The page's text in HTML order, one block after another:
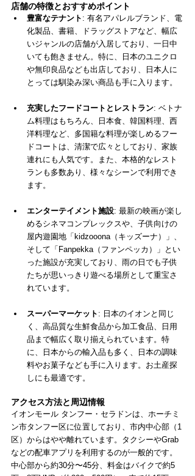
店舗の特徴とおすすめポイント
豊富なテナント : 有名アパレルブランド、電
化製品、書籍、ドラッグストアなど、幅広
いジャンルの店舗が入居しており、一日中
いても飽きません。特に、日本のユニクロ
や無印良品なども出店しており、日本人に
とっては馴染み深い商品も手に入ります。
充実したフードコートとレストラン: ベトナ
ム料理はもちろん、日本食、韓国料理、西
洋料理など、多国籍な料理が楽しめるフー
ドコートは、清潔で広々としており、家族
連れにも人気です。また、本格的なレスト
ランも多数あり、様々なシーンで利用でき
ます。
エンターテイメント施設: 最新の映画が楽し
めるシネマコンプレックスや、子供向けの
屋内遊園地「kidzooona（キッズーナ）」、
そして「Fanpekka（ファンペッカ）」とい
った施設が充実しており、雨の日でも子供
たちが思いっきり遊べる場所として重宝さ
れています。
スーパーマーケット : 日本のイオンと同じ
く、高品質な生鮮食品から加工食品、日用
品まで幅広く取り揃えられています。特
に、日本からの輸入品も多く、日本の調味
料やお菓子なども手に入ります。お土産探
しにも最適です。
アクセス方法と周辺情報
イオンモール タンフー・セラドンは、ホーチミ
ン市タンフー区に位置しており、市内中心部（1
区）からはやや離れています。タクシーやGrab
などの配車アプリを利用するのが一般的です。
中心部から約30分〜45分、料金はバイクで約5